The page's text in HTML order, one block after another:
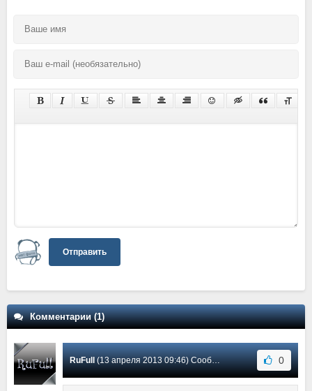
Отправить
Комментарии (1)
RuFull (13 апреля 2013 09:46) Сообщение #1 0